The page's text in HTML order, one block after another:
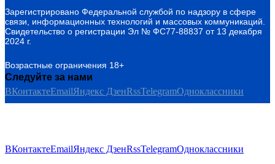
Зарегистрировано Федеральной службой по надзору в сфере
связи, информационных технологий и массовых коммуникаций.
Свидетельство о регистрации Эл № ФС77-88837 от 13 декабря
2024 г.
Возрастные ограничения 18+
Следуйте за нами
ВКонтактеEmailЯндекс ДзенRssTelegramОдноклассники
ВКонтактеEmailЯндекс ДзенRssTelegramОдноклассники